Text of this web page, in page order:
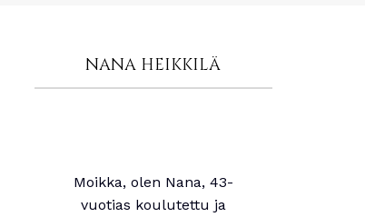
NANA HEIKKILÄ
Moikka, olen Nana, 43-
vuotias koulutettu ja